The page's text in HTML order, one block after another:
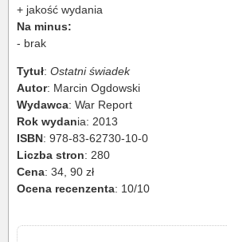
+ jakość wydania
Na minus:
- brak
Tytuł: Ostatni świadek
Autor: Marcin Ogdowski
Wydawca: War Report
Rok wydania: 2013
ISBN: 978-83-62730-10-0
Liczba stron: 280
Cena: 34, 90 zł
Ocena recenzenta: 10/10